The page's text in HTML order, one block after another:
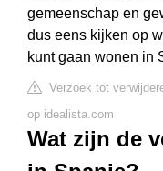
gemeenschap en
dus eens kijken op
kunt gaan wonen in
Verzoek tot
op idealista.com
Wat zijn de